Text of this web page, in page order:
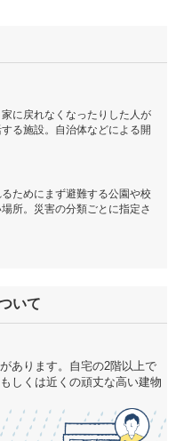
に戻れなくなったりした人が
る施設。自治体などによる開
ためにまず避難する公園や校
所。災害の分類ごとに指定さ
いて
あります。自宅の2階以上で
しくは近くの頑丈な高い建物